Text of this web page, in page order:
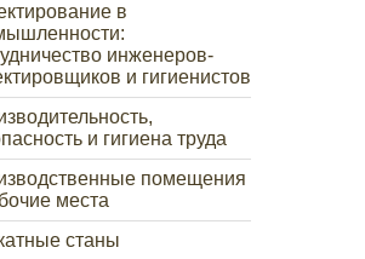
в
инженеров-
и гигиенистов
и гигиена труда
помещения
места
станы